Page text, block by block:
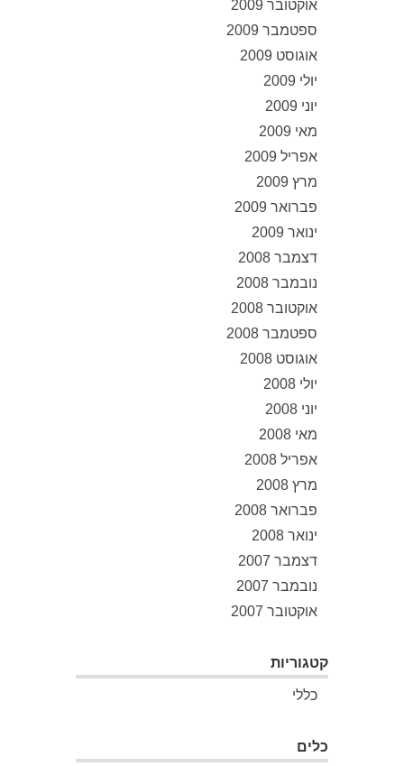
אוקטובר 2009
ספטמבר 2009
אוגוסט 2009
יולי 2009
יוני 2009
מאי 2009
אפריל 2009
מרץ 2009
פברואר 2009
ינואר 2009
דצמבר 2008
נובמבר 2008
אוקטובר 2008
ספטמבר 2008
אוגוסט 2008
יולי 2008
יוני 2008
מאי 2008
אפריל 2008
מרץ 2008
פברואר 2008
ינואר 2008
דצמבר 2007
נובמבר 2007
אוקטובר 2007
קטגוריות
כללי
כלים